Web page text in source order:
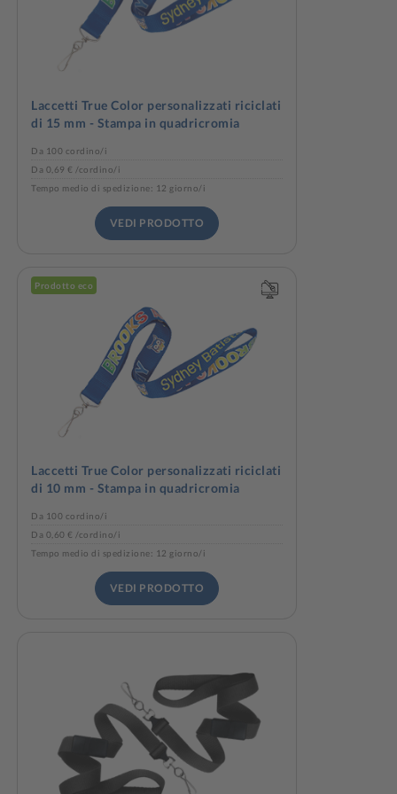
Laccetti True Color personalizzati riciclati
di 15 mm - Stampa in quadricromia
Da 100 cordino/i
Da 0,69 € /cordino/i
Tempo medio di spedizione: 12 giorno/i
VEDI PRODOTTO
Prodotto eco
Laccetti True Color personalizzati riciclati
di 10 mm - Stampa in quadricromia
Da 100 cordino/i
Da 0,60 € /cordino/i
Tempo medio di spedizione: 12 giorno/i
VEDI PRODOTTO